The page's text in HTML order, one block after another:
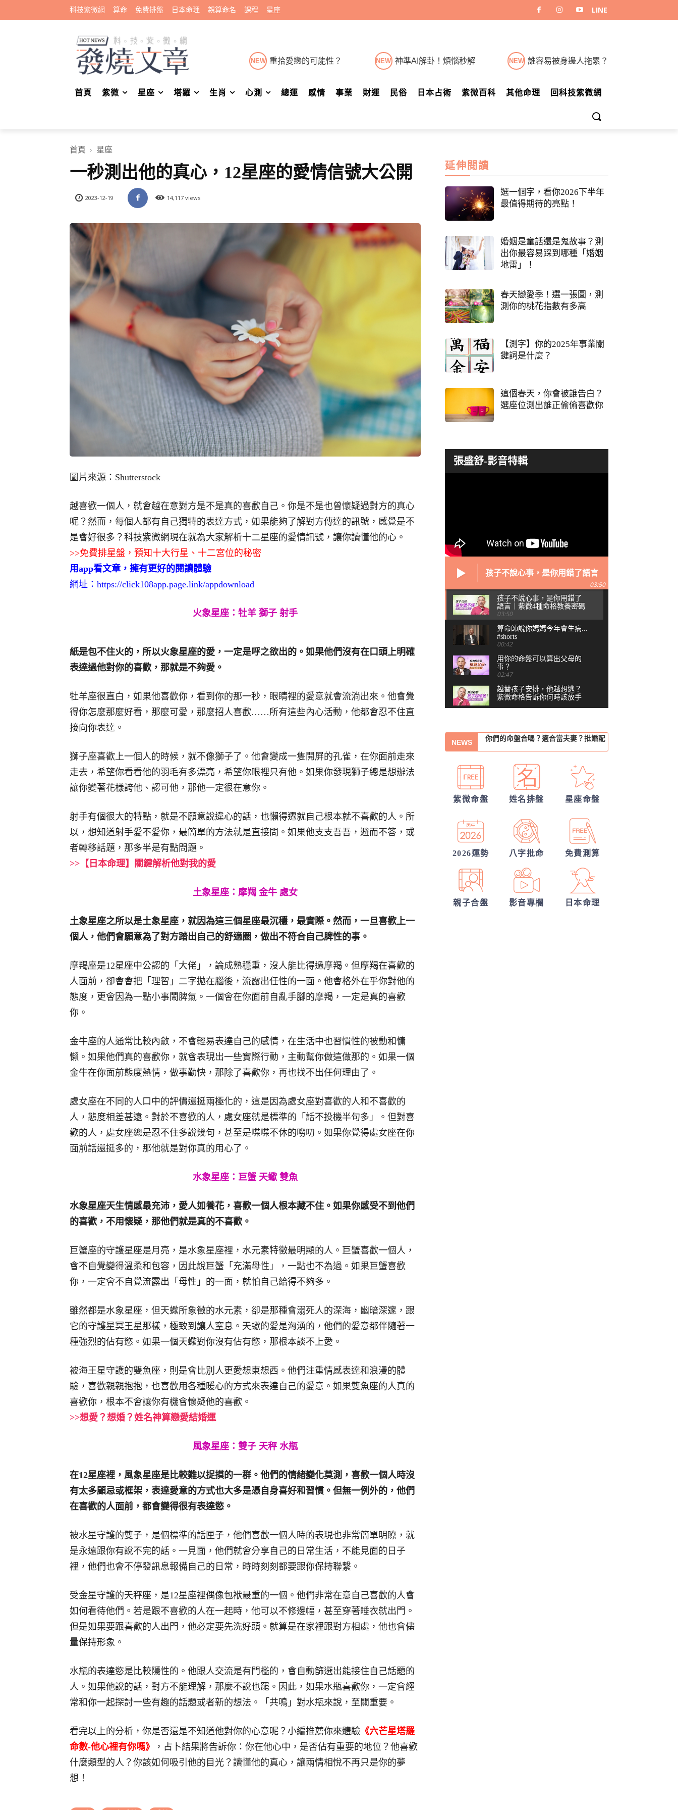
科技紫微網 算命 免費排盤 日本命理 親算命名 課程 星座
NEW 重拾愛戀的可能性？ NEW 神準AI解卦！煩惱秒解 NEW 誰容易被身邊人拖累？
首頁 紫微 星座 塔羅 生肖 心測 總運 感情 事業 財運 民俗 日本占術 紫微百科 其他命理 回科技紫微網
首頁 星座
一秒測出他的真心，12星座的愛情信號大公開
2023-12-19 14,117 views
圖片來源：Shutterstock
越喜歡一個人，就會越在意對方是不是真的喜歡自己。你是不是也曾懷疑過對方的真心
呢？然而，每個人都有自己獨特的表達方式，如果能夠了解對方傳達的訊號，感覺是不
是會好很多？科技紫微網現在就為大家解析十二星座的愛情訊號，讓你讀懂他的心。
>>免費排星盤，預知十大行星、十二宮位的秘密
用app看文章，擁有更好的閱讀體驗
網址： https://click108app.page.link/appdownload
火象星座：牡羊 獅子 射手
紙是包不住火的，所以火象星座的愛，一定是呼之欲出的。如果他們沒有在口頭上明確
表達過他對你的喜歡，那就是不夠愛。
牡羊座很直白，如果他喜歡你，看到你的那一秒，眼睛裡的愛意就會流淌出來。他會覺
得你怎麼那麼好看，那麼可愛，那麼招人喜歡……所有這些內心活動，他都會忍不住直
接向你表達。
獅子座喜歡上一個人的時候，就不像獅子了。他會變成一隻開屏的孔雀，在你面前走來
走去，希望你看看他的羽毛有多漂亮，希望你眼裡只有他。如果你發現獅子總是想辦法
讓你變著花樣誇他、認可他，那他一定很在意你。
射手有個很大的特點，就是不願意說違心的話，也懶得遷就自己根本就不喜歡的人。所
以，想知道射手愛不愛你，最簡單的方法就是直接問。如果他支支吾吾，避而不答，或
者轉移話題，那多半是有點問題。
>>【日本命理】關鍵解析他對我的愛
土象星座：摩羯 金牛 處女
土象星座之所以是土象星座，就因為這三個星座最沉穩，最實際。然而，一旦喜歡上一
個人，他們會願意為了對方踏出自己的舒適圈，做出不符合自己脾性的事。
摩羯座是12星座中公認的「大佬」，論成熟穩重，沒人能比得過摩羯。但摩羯在喜歡的
人面前，卻會會把「理智」二字拋在腦後，流露出任性的一面。他會格外在乎你對他的
態度，更會因為一點小事鬧脾氣。一個會在你面前自亂手腳的摩羯，一定是真的喜歡
你。
金牛座的人通常比較內斂，不會輕易表達自己的感情，在生活中也習慣性的被動和慵
懶。如果他們真的喜歡你，就會表現出一些實際行動，主動幫你做這做那的。如果一個
金牛在你面前態度熱情，做事勤快，那除了喜歡你，再也找不出任何理由了。
處女座在不同的人口中的評價還挺兩極化的，這是因為處女座對喜歡的人和不喜歡的
人，態度相差甚遠。對於不喜歡的人，處女座就是標準的「話不投機半句多」。但對喜
歡的人，處女座總是忍不住多說幾句，甚至是喋喋不休的嘮叨。如果你覺得處女座在你
面前話還挺多的，那他就是對你真的用心了。
水象星座：巨蟹 天蠍 雙魚
水象星座天生情感最充沛，愛人如養花，喜歡一個人根本藏不住。如果你感受不到他們
的喜歡，不用懷疑，那他們就是真的不喜歡。
巨蟹座的守護星座是月亮，是水象星座裡，水元素特徵最明顯的人。巨蟹喜歡一個人，
會不自覺變得溫柔和包容，因此說巨蟹「充滿母性」，一點也不為過。如果巨蟹喜歡
你，一定會不自覺流露出「母性」的一面，就怕自己給得不夠多。
雖然都是水象星座，但天蠍所象徵的水元素，卻是那種會溺死人的深海，幽暗深邃，跟
它的守護星冥王星那樣，極致到讓人窒息。天蠍的愛是洶湧的，他們的愛意都伴隨著一
種強烈的佔有慾。如果一個天蠍對你沒有佔有慾，那根本談不上愛。
被海王星守護的雙魚座，則是會比別人更愛想東想西。他們注重情感表達和浪漫的體
驗，喜歡親親抱抱，也喜歡用各種暖心的方式來表達自己的愛意。如果雙魚座的人真的
喜歡你，根本不會讓你有機會懷疑他的喜歡。
>>想愛？想婚？姓名神算戀愛結婚運
風象星座：雙子 天秤 水瓶
在12星座裡，風象星座是比較難以捉摸的一群。他們的情緒變化莫測，喜歡一個人時沒
有太多顧忌或框架，表達愛意的方式也大多是憑自身喜好和習慣。但無一例外的，他們
在喜歡的人面前，都會變得很有表達慾。
被水星守護的雙子，是個標準的話匣子，他們喜歡一個人時的表現也非常簡單明瞭，就
是永遠跟你有說不完的話。一見面，他們就會分享自己的日常生活，不能見面的日子
裡，他們也會不停發訊息報備自己的日常，時時刻刻都要跟你保持聯繫。
受金星守護的天秤座，是12星座裡偶像包袱最重的一個。他們非常在意自己喜歡的人會
如何看待他們。若是跟不喜歡的人在一起時，他可以不修邊幅，甚至穿著睡衣就出門。
但是如果要跟喜歡的人出門，他必定要先洗好頭。就算是在家裡跟對方相處，他也會儘
量保持形象。
水瓶的表達慾是比較隱性的。他跟人交流是有門檻的，會自動篩選出能接住自己話題的
人。如果他說的話，對方不能理解，那麼不說也罷。因此，如果水瓶喜歡你，一定會經
常和你一起探討一些有趣的話題或者新的想法。「共鳴」對水瓶來說，至關重要。
看完以上的分析，你是否還是不知道他對你的心意呢？小編推薦你來體驗 《六芒星塔羅
命數-他心裡有你嗎》
，占卜結果將告訴你：你在他心中，是否佔有重要的地位？他喜歡
什麼類型的人？你該如何吸引他的目光？讀懂他的真心，讓兩情相悅不再只是你的夢
想！
延伸閱讀
選一個字，看你2026下半年
最值得期待的亮點！
婚姻是童話還是鬼故事？測
出你最容易踩到哪種「婚姻
地雷」！
春天戀愛季！選一張圖，測
測你的桃花指數有多高
【測字】你的2025年事業關
鍵詞是什麼？
這個春天，你會被誰告白？
選座位測出誰正偷偷喜歡你
張盛舒-影音特輯
孩子不說心事，是你用錯了語言
03:50
孩子不說心事，是你用錯了
語言｜紫微4種命格教養密碼
03:50
算命師說你媽媽今年會生病...
#shorts
00:42
用你的命盤可以算出父母的
事？
02:47
越替孩子安排，他越想逃？
紫微命格告訴你何時該放手
00:41
習慣把累往肚子裡吞？最難
越努力越燒光自己？你的天
賦可能用過頭了 #shorts
00:40
顆星，常燒光自己
40歲，人生努力全部歸零
——我打開命盤，看到了什
麼？
04:51
一張命盤，算出你全家？
#shorts
NEWS 他會是你最終的幸福？
他的異性關係全解密
30項情定一生占
另一半何時來敲門?
我的人生命運20解
誰會陪我步入紅毯?
從姓名看你另一半的輪廓
紫微命盤 姓名排盤 星座命盤
2026運勢 八字批命 免費測算
親子合盤 影音專欄 日本命理